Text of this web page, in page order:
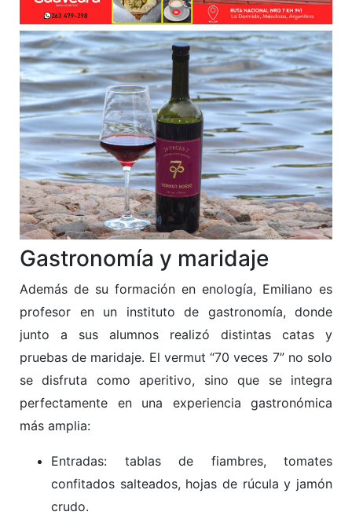
Gastronomía y maridaje
Además de su formación en enología, Emiliano es
profesor en un instituto de gastronomía, donde
junto a sus alumnos realizó distintas catas y
pruebas de maridaje. El vermut “70 veces 7” no solo
se disfruta como aperitivo, sino que se integra
perfectamente en una experiencia gastronómica
más amplia:
Entradas: tablas de fiambres, tomates
confitados salteados, hojas de rúcula y jamón
crudo.